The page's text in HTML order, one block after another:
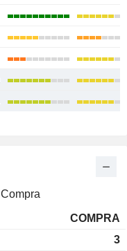
Compra
COMPRA
3